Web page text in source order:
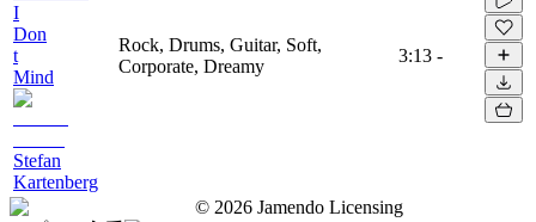
I
Don
t
Mind
Stefan
Kartenberg
Rock, Drums, Guitar, Soft,
Corporate, Dreamy
3:13 -
© 2026 Jamendo Licensing